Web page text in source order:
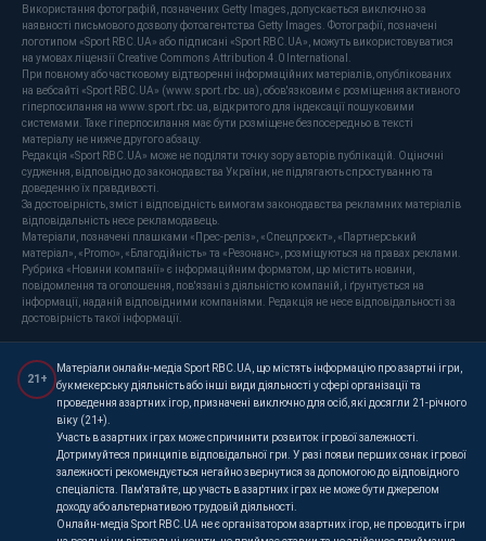
Використання фотографій, позначених Getty Images, допускається виключно за
наявності письмового дозволу фотоагентства Getty Images. Фотографії, позначені
логотипом «Sport RBC.UA» або підписані «Sport RBC.UA», можуть використовуватися
на умовах ліцензії Creative Commons Attribution 4.0 International.
При повному або частковому відтворенні інформаційних матеріалів, опублікованих
на вебсайті «Sport RBC.UA» (www.sport.rbc.ua), обов'язковим є розміщення активного
гіперпосилання на www.sport.rbc.ua, відкритого для індексації пошуковими
системами. Таке гіперпосилання має бути розміщене безпосередньо в тексті
матеріалу не нижче другого абзацу.
Редакція «Sport RBC.UA» може не поділяти точку зору авторів публікацій. Оціночні
судження, відповідно до законодавства України, не підлягають спростуванню та
доведенню їх правдивості.
За достовірність, зміст і відповідність вимогам законодавства рекламних матеріалів
відповідальність несе рекламодавець.
Матеріали, позначені плашками «Прес-реліз», «Спецпроєкт», «Партнерський
матеріал», «Promo», «Благодійність» та «Резонанс», розміщуються на правах реклами.
Рубрика «Новини компанії» є інформаційним форматом, що містить новини,
повідомлення та оголошення, пов'язані з діяльністю компаній, і ґрунтується на
інформації, наданій відповідними компаніями. Редакція не несе відповідальності за
достовірність такої інформації.
21+
Матеріали онлайн-медіа Sport RBC.UA, що містять інформацію про азартні ігри,
букмекерську діяльність або інші види діяльності у сфері організації та
проведення азартних ігор, призначені виключно для осіб, які досягли 21-річного
віку (21+).
Участь в азартних іграх може спричинити розвиток ігрової залежності.
Дотримуйтеся принципів відповідальної гри. У разі появи перших ознак ігрової
залежності рекомендується негайно звернутися за допомогою до відповідного
спеціаліста. Пам'ятайте, що участь в азартних іграх не може бути джерелом
доходу або альтернативою трудовій діяльності.
Онлайн-медіа Sport RBC.UA не є організатором азартних ігор, не проводить ігри